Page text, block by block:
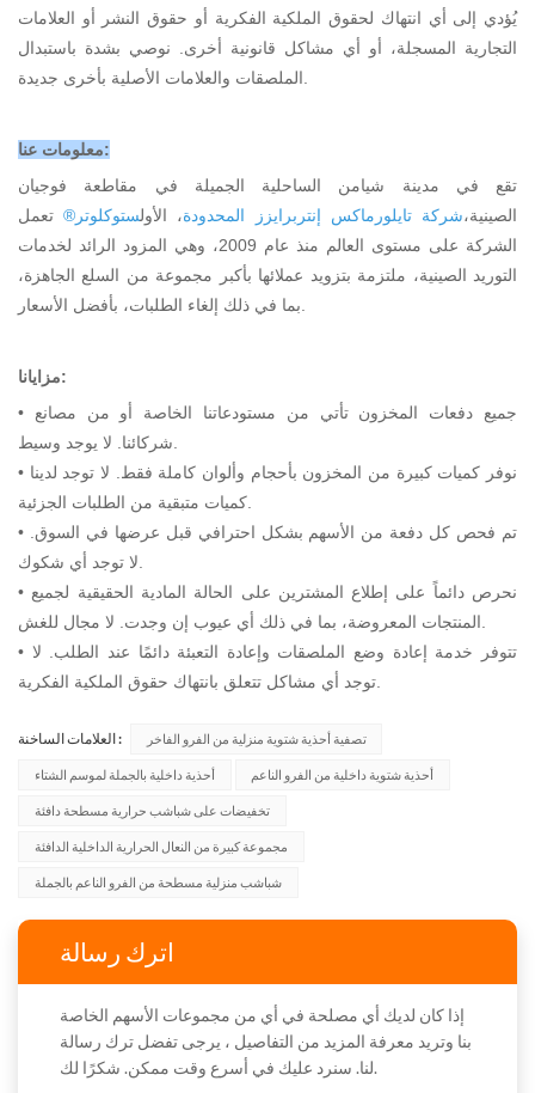
يُؤدي إلى أي انتهاك لحقوق الملكية الفكرية أو حقوق النشر أو العلامات
التجارية المسجلة، أو أي مشاكل قانونية أخرى. نوصي بشدة باستبدال
الملصقات والعلامات الأصلية بأخرى جديدة.
معلومات عنا:
تقع في مدينة شيامن الساحلية الجميلة في مقاطعة فوجيان
الصينية،شركة تايلورماكس إنتربرايزز المحدودة، الأولستوكلوتر®تعمل
الشركة على مستوى العالم منذ عام 2009، وهي المزود الرائد لخدمات
التوريد الصينية، ملتزمة بتزويد عملائها بأكبر مجموعة من السلع الجاهزة،
بما في ذلك إلغاء الطلبات، بأفضل الأسعار.
مزايانا:
• جميع دفعات المخزون تأتي من مستودعاتنا الخاصة أو من مصانع
شركائنا. لا يوجد وسيط.
• نوفر كميات كبيرة من المخزون بأحجام وألوان كاملة فقط. لا توجد لدينا
كميات متبقية من الطلبات الجزئية.
• تم فحص كل دفعة من الأسهم بشكل احترافي قبل عرضها في السوق.
لا توجد أي شكوك.
• نحرص دائماً على إطلاع المشترين على الحالة المادية الحقيقية لجميع
المنتجات المعروضة، بما في ذلك أي عيوب إن وجدت. لا مجال للغش.
• تتوفر خدمة إعادة وضع الملصقات وإعادة التعبئة دائمًا عند الطلب. لا
توجد أي مشاكل تتعلق بانتهاك حقوق الملكية الفكرية.
العلامات الساخنة : تصفية أحذية شتوية منزلية من الفرو الفاخر
أحذية داخلية بالجملة لموسم الشتاء أحذية شتوية داخلية من الفرو الناعم
تخفيضات على شباشب حرارية مسطحة دافئة
مجموعة كبيرة من النعال الحرارية الداخلية الدافئة
شباشب منزلية مسطحة من الفرو الناعم بالجملة
اترك رسالة
إذا كان لديك أي مصلحة في أي من مجموعات الأسهم الخاصة
بنا وتريد معرفة المزيد من التفاصيل ، يرجى تفضل ترك رسالة
لنا. سنرد عليك في أسرع وقت ممكن. شكرًا لك.